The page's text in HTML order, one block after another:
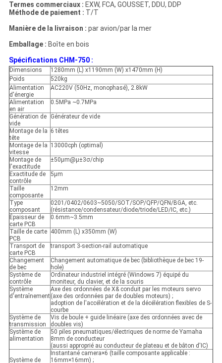
Termes commerciaux : EXW, FCA, GOUSSET, DDU, DDP
Méthode de paiement : T/T
Manière de la livraison : par avion/par la mer
Emballage : Boîte en bois
Spécifications CHM-750 :
Dimensions
1280mm (L) x1190mm (W) x1470mm (H)
Poids
520kg
Alimentation
d'énergie
AC220V (50Hz, monophasé), 2.8kW
Alimentation
en air
0.5MPa ~0.7MPa
Génération de
vide
Générateur de vide
Montage de la
tête
6 têtes
Montage de la
vitesse
13000cph (optimal)
Montage de
l'exactitude
±50μm@μ±3σ/chip
Exactitude de
contrôle
5μm
Taille
composante
12mm
Type
composant
0201/0402/0603~5050/SOT/SOP/QFP/QFN/BGA, etc.
(résistance/condensateur/diode/triode/LED/IC, etc.)
Épaisseur de
carte PCB
0.6mm~3.5mm
Taille de carte
PCB
400mm (L) x350mm (W)
Transport de
carte PCB
transport 3-section-rail automatique
Changement
de bec
Changement automatique de bec (bibliothèque de bec 19-
hole)
Système de
contrôle
Ordinateur industriel intégré (Windows 7) équipé du
moniteur, du clavier, et de la souris
Système
d'entraînement
Axe des ordonnées de X& conduit par les moteurs servo
(axe des ordonnées par de doubles moteurs) ;
adoption de l'accélération et de la décélération flexibles de S-
courbe
Système de
transmission
Vis de boule + guide linéaire (axe des ordonnées avec de
doubles vis)
Système de
alimentation
50 piles pneumatiques/électriques de norme de Yamaha
8mm de conducteur
(aussi approprié au conducteur de plateau et de bâton d'IC)
Système de
Instantané camera×6 (taille composante applicable :
16mm×16mm) ;